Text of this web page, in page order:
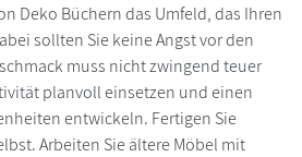
Deko Büchern das Umfeld, das Ihren
sollten Sie keine Angst vor den
muss nicht zwingend teuer
planvoll einsetzen und einen
entwickeln. Fertigen Sie
Arbeiten Sie ältere Möbel mit